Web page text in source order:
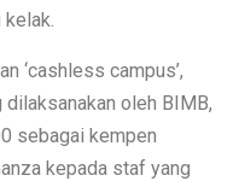
‘cashless campus’,
oleh BIMB,
sebagai kempen
kepada staf yang